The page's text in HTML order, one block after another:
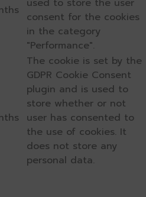
used to store the user
consent for the cookies
in the category
"Performance".
The cookie is set by the
GDPR Cookie Consent
plugin and is used to
store whether or not
user has consented to
the use of cookies. It
does not store any
personal data.